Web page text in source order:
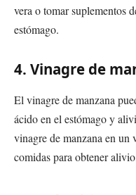
vera o tomar suplementos
estómago.
4. Vinagre de
El vinagre de manzana
ácido en el estómago y
vinagre de manzana en un
comidas para obtener